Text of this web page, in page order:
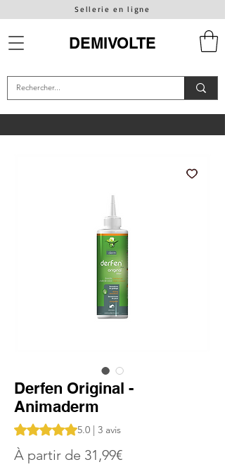
Sellerie en ligne
DEMIVOLTE
Derfen Original -
Animaderm
La note est de 5.0 sur cinq étoiles selon 3
5.0 | 3 avis
À partir de 31,99€Prix